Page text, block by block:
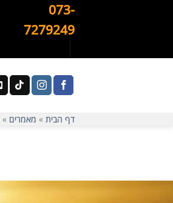
073-
7279249
דף הבית » מאמרים »